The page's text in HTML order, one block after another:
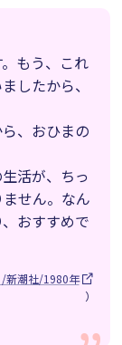
もう、これ
したから、
、おひまの
活が、ちっ
せん。なん
おすすめで
/新潮社/1980年
）